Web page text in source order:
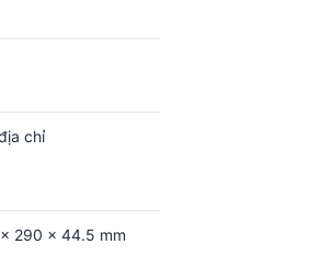
chỉ
290 x 44.5 mm